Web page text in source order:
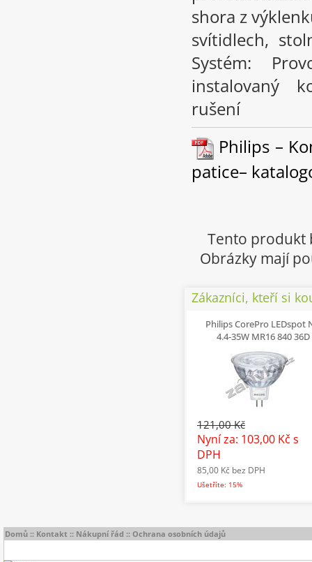
shora z
svítidlech,
Systém:
instalovaný
rušení
Philips –
patice–
Tento produkt
Obrázky mají
Zákazníci, kteří si
Philips CorePro LEDspot
4.4-35W MR16 840 36D
121,00 Kč
Nyní za: 103,00 Kč s
DPH
85,00 Kč bez DPH
Ušetříte: 15%
Domů :: Kontakt :: Nákupní řád :: Ochrana osobních údajů